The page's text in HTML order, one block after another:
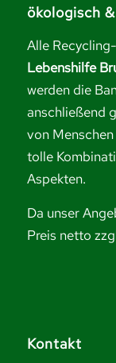
ökologisch
Alle
Lebenshilfe
werden die
anschließend
von
tolle
Aspekten.
Da unser
Preis netto
Kontakt